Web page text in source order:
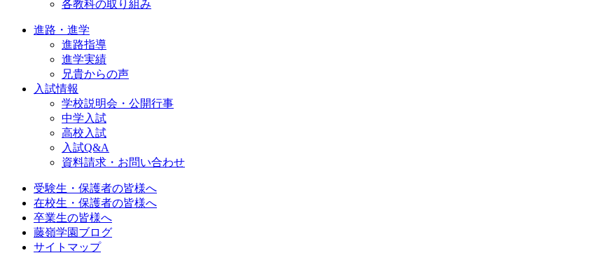
各教科の取り組み
進路・進学
進路指導
進学実績
兄貴からの声
入試情報
学校説明会・公開行事
中学入試
高校入試
入試Q&A
資料請求・お問い合わせ
受験生・保護者の皆様へ
在校生・保護者の皆様へ
卒業生の皆様へ
藤嶺学園ブログ
サイトマップ